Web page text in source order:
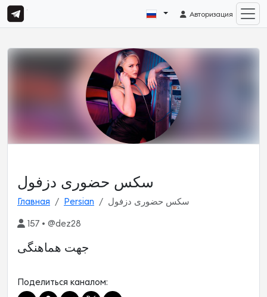
Авторизация
سکس حضوری دزفول
Главная Persian سکس حضوری دزفول
157 • @dez28
جهت هماهنگی
Поделиться каналом: